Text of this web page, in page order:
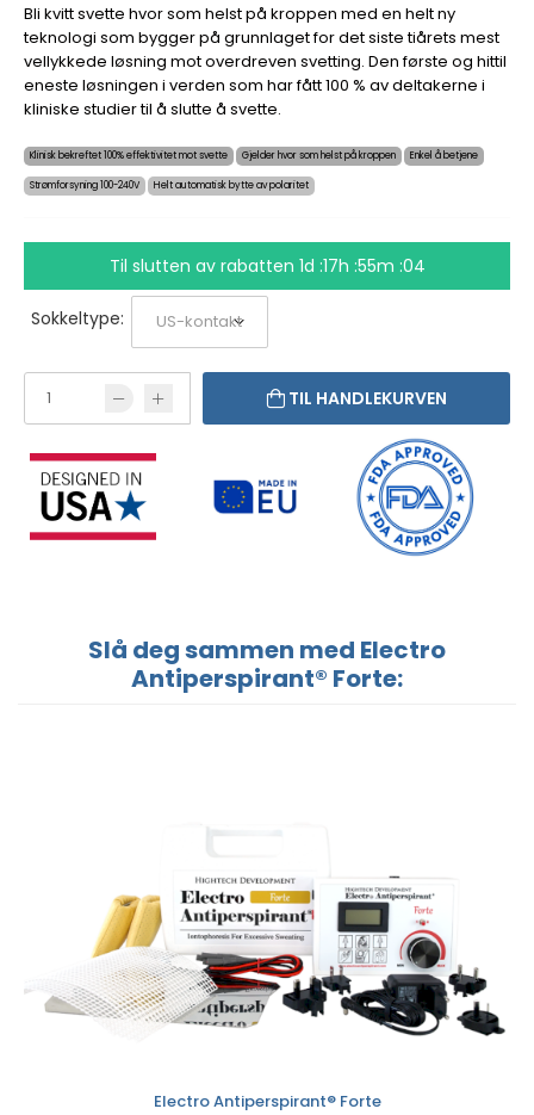
Bli kvitt svette hvor som helst på kroppen med en helt ny
teknologi som bygger på grunnlaget for det siste tiårets mest
vellykkede løsning mot overdreven svetting. Den første og hittil
eneste løsningen i verden som har fått 100 % av deltakerne i
kliniske studier til å slutte å svette.
Klinisk bekreftet 100% effektivitet mot svette Gjelder hvor som helst på kroppen Enkel å betjene
Strømforsyning 100-240V Helt automatisk bytte av polaritet
Til slutten av rabatten1d :17h :55m :03
Sokkeltype:
TIL HANDLEKURVEN
Slå deg sammen med Electro
Antiperspirant® Forte:
Electro Antiperspirant® Forte